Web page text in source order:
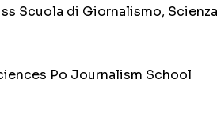
Scuola di Giornalismo,
Po Journalism School